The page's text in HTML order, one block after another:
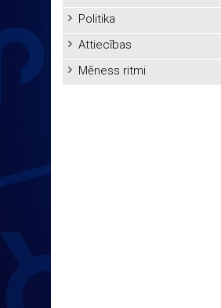
Politika
Attiecības
Mēness ritmi